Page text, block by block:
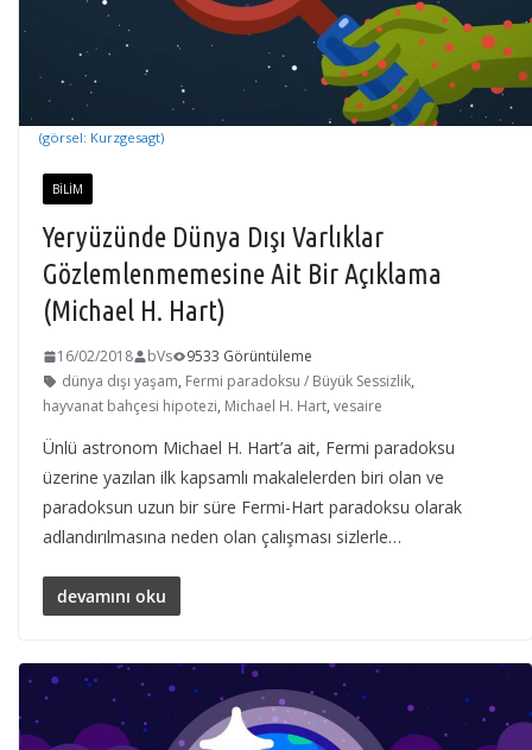
(görsel: Kurzgesagt)
BILIM
Yeryüzünde Dünya Dışı Varlıklar
Gözlemlenmemesine Ait Bir Açıklama
(Michael H. Hart)
16/02/2018 bVs
9533 Görüntüleme
dünya dışı yaşam, Fermi paradoksu / Büyük Sessizlik,
hayvanat bahçesi hipotezi, Michael H. Hart, vesaire
Ünlü astronom Michael H. Hart’a ait, Fermi paradoksu
üzerine yazılan ilk kapsamlı makalelerden biri olan ve
paradoksun uzun bir süre Fermi-Hart paradoksu olarak
adlandırılmasına neden olan çalışması sizlerle…
devamını oku